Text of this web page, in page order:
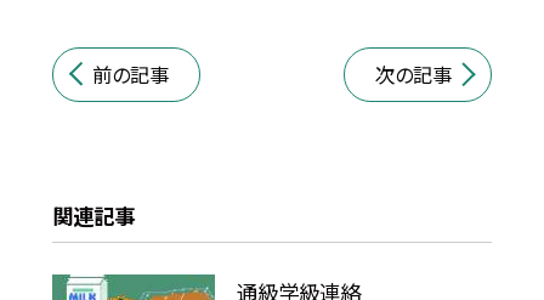
前の記事 次の記事
関連記事
通級学級連絡